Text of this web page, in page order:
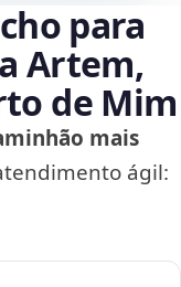
para
Artem,
de Mim
mais
ágil: